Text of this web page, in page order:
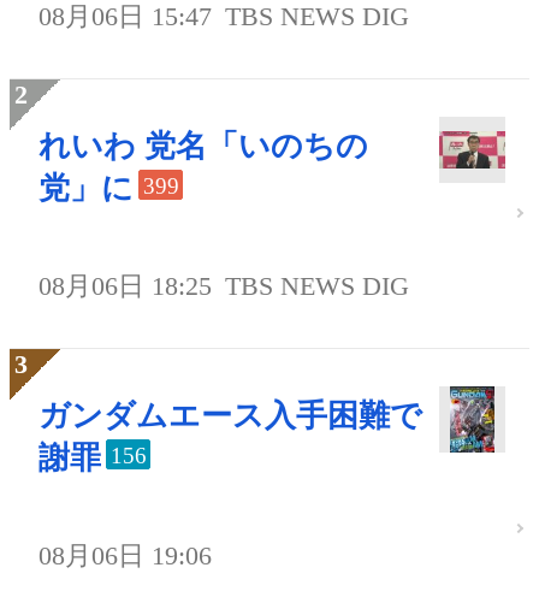
08月06日 15:47 TBS NEWS DIG
れいわ 党名「いのちの
党」に 399
08月06日 18:25 TBS NEWS DIG
ガンダムエース入手困難で
謝罪 156
08月06日 19:06